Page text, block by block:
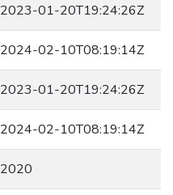
2023-01-20T19:24:26Z
2024-02-10T08:19:14Z
2023-01-20T19:24:26Z
2024-02-10T08:19:14Z
2020